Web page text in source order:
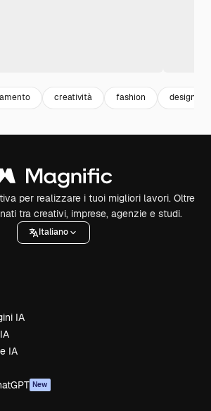
creatività fashion design
per realizzare i tuoi migliori lavori. Oltre
tra creativi, imprese, agenzie e studi.
Italiano
IA
IA
New